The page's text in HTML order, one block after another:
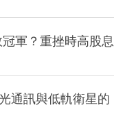
軍？重挫時高股息
通訊與低軌衛星的